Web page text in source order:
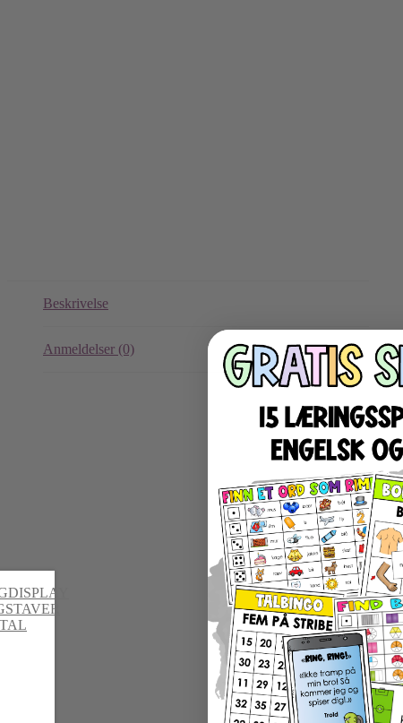
Beskrivelse
Anmeldelser (0)